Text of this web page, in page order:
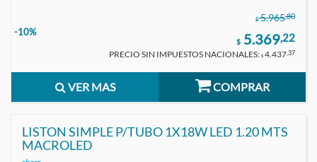
$ 5.965,80
-10%
$ 5.369,22
PRECIO SIN IMPUESTOS NACIONALES: $ 4.437,37
VER MAS COMPRAR
LISTON SIMPLE P/TUBO 1X18W LED 1.20 MTS
MACROLED